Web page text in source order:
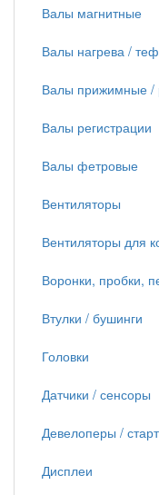
Валы магнитные
Валы нагрева /
Валы прижимные /
Валы регистрации
Валы фетровые
Вентиляторы
Вентиляторы для
Воронки, пробки,
Втулки / бушинги
Головки
Датчики / сенсоры
Девелоперы /
Дисплеи